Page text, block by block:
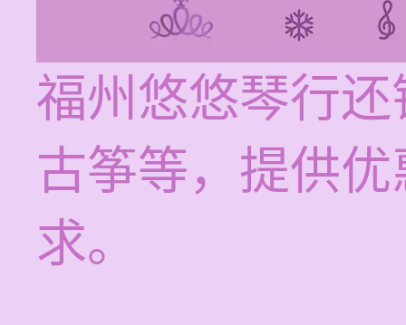
福州悠悠琴行
古筝等，提供
求。